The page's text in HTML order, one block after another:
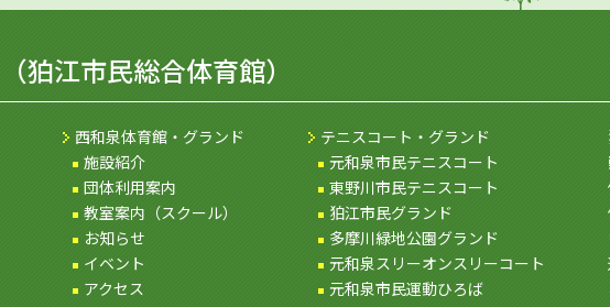
（狛江市民総合体育館）
西和泉体育館・グランド
施設紹介
団体利用案内
教室案内（スクール）
お知らせ
イベント
アクセス
テニスコート・グランド
元和泉市民テニスコート
東野川市民テニスコート
狛江市民グランド
多摩川緑地公園グランド
元和泉スリーオンスリーコート
元和泉市民運動ひろば